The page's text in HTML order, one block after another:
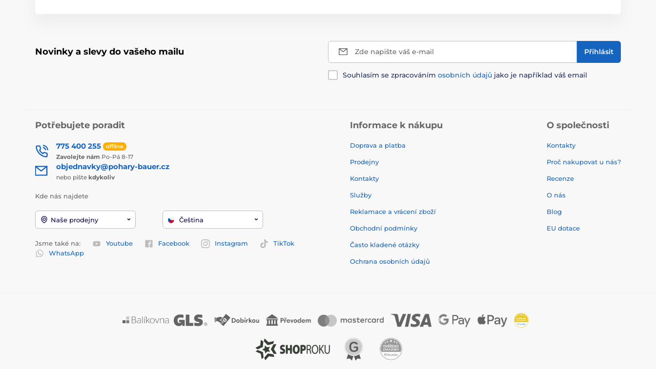
Novinky a slevy do vašeho mailu Zde napište váš e-mail Přihlásit
Souhlasím se zpracováním osobních údajů jako je například váš email
Potřebujete poradit
775 400 255 offline
Zavolejte nám Po-Pá 8-17
objednavky@pohary-bauer.cz
nebo pište kdykoliv
Kde nás najdete
Naše prodejny Čeština
Jsme také na: Youtube Facebook Instagram
TikTok
WhatsApp
Informace k nákupu
Doprava a platba
Prodejny
Kontakty
Služby
Reklamace a vrácení zboží
Obchodní podmínky
Často kladené otázky
Ochrana osobních údajů
O společnosti
Kontakty
Proč nakupovat u nás?
Recenze
O nás
Blog
EU dotace